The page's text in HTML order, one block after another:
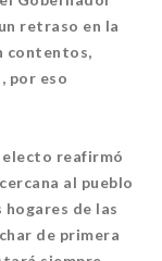
retraso en la
contentos,
por eso
electo reafirmó
al pueblo
de las
de primera